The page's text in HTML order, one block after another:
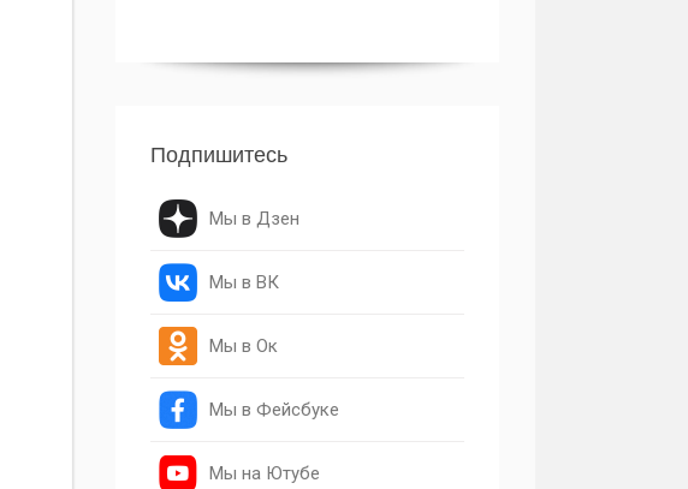
Подпишитесь
Мы в Дзен
Мы в ВК
Мы в Ок
Мы в Фейсбуке
Мы на Ютубе